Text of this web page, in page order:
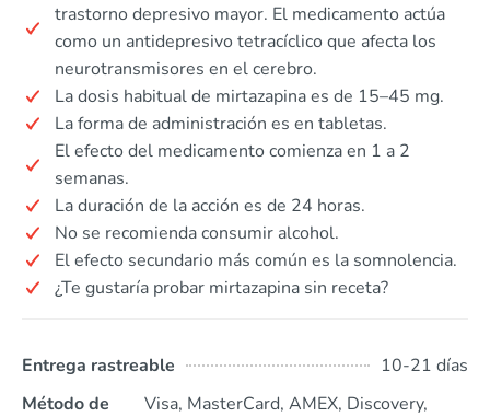
trastorno depresivo mayor. El medicamento actúa
como un antidepresivo tetracíclico que afecta los
neurotransmisores en el cerebro.
La dosis habitual de mirtazapina es de 15–45 mg.
La forma de administración es en tabletas.
El efecto del medicamento comienza en 1 a 2
semanas.
La duración de la acción es de 24 horas.
No se recomienda consumir alcohol.
El efecto secundario más común es la somnolencia.
¿Te gustaría probar mirtazapina sin receta?
Entrega rastreable
10-21 días
Método de
Visa, MasterCard, AMEX, Discovery,